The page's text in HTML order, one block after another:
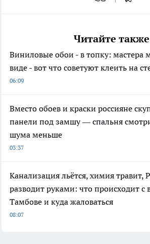
Читайте
Виниловые обои - в топку: мастера
виде - вот что советуют клеить на
06:09
Вместо обоев и краски россияне
панели под замшу — спальня
шума меньше
03:37
Канализация льётся, химия травит,
разводит руками: что происходит с
Тамбове и куда жаловаться
08:07